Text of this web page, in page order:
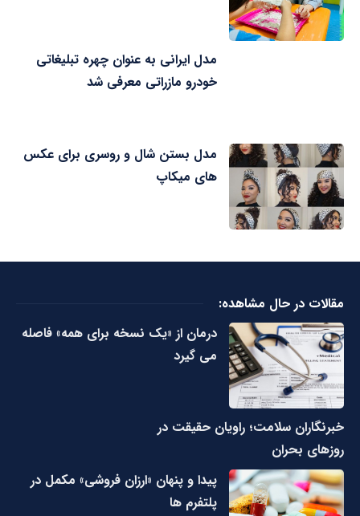
مدل ایرانی به عنوان چهره تبلیغاتی
خودرو مازراتی معرفی شد
مدل بستن شال و روسری برای عکس
های میکاپ
مقالات در حال مشاهده:
درمان از «یک نسخه برای همه» فاصله
می گیرد
خبرنگاران سلامت؛ راویان حقیقت در
روزهای بحران
پیدا و پنهان «ارزان فروشی» مکمل در
پلتفرم ها